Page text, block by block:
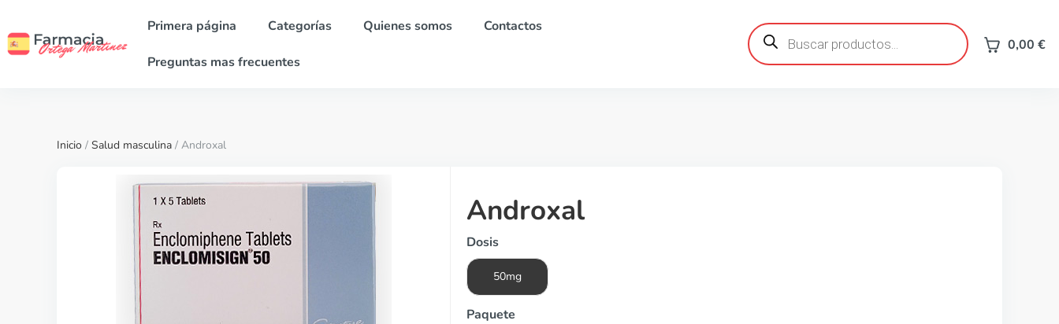
Primera página Categorías Quienes somos Contactos
Preguntas mas frecuentes
Búsqueda
de
productos 0,00 €
Inicio / Salud masculina / Androxal
Androxal
Dosis
50mg
Paquete